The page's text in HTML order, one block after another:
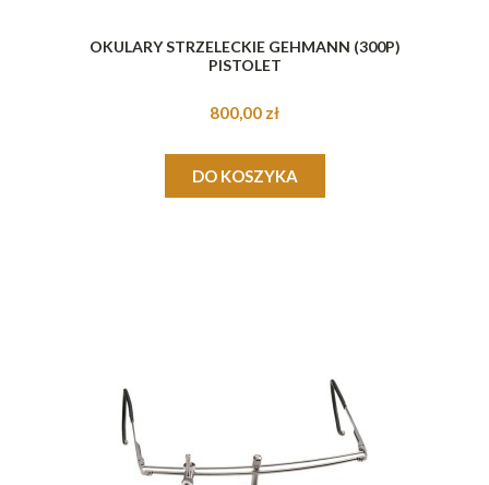
OKULARY STRZELECKIE GEHMANN (300P)
PISTOLET
800,00 zł
DO KOSZYKA